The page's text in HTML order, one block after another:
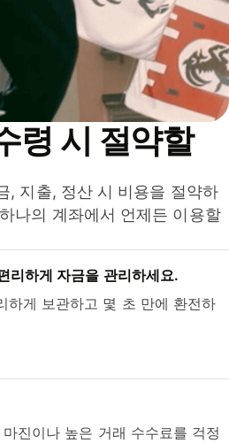
령 시 절약할
, 지출, 정산 시 비용을 절약하
나의 계좌에서 언제든 이용할
리하게 자금을 관리하세요.
하게 보관하고 몇 초 만에 환전하
진이나 높은 거래 수수료를 걱정